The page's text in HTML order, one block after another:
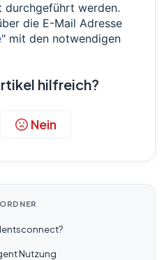
durchgeführt werden.
die E-Mail Adresse
" mit den notwendigen
hilfreich?
Nein
Nutzung